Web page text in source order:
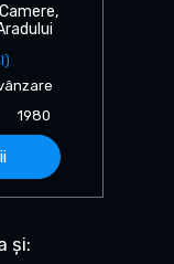
1980
și: